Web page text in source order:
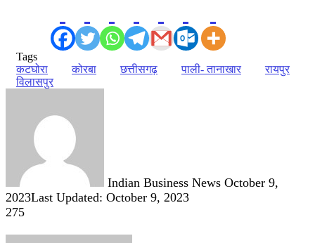
Tags
कटघोरा
कोरबा छत्तीसगढ़ पाली- तानाखार
रायपुर
विलासपुर
Indian Business News October 9,
2023Last Updated: October 9, 2023
275